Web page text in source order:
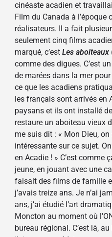
cinéaste acadien et
Film du Canada à l’époque
réalisateurs. Il a fait
seulement cinq films
marqué, c’est Les aboiteaux
comme des digues. C’est
de marées dans la mer
ce que les acadiens
les français sont arrivés en
paysans et ils ont installé
restaure un aboiteau vieux
me suis dit : « Mon Dieu,
intéressante sur ce sujet.
en Acadie ! » C’est comme
jeune, en jouant avec une
faisait des films de famille
j’avais treize ans. Je n’ai
ans, j’ai étudié l’art
Moncton au moment où
bureau régional. C’est là,